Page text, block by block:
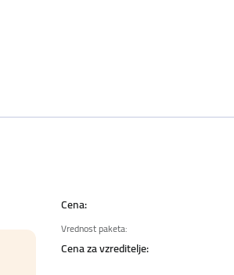
Cena:
Vrednost paketa:
Cena za vzreditelje: